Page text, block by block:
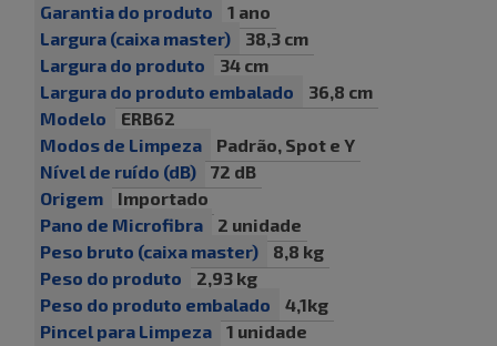
Garantia do produto
1 ano
Largura (caixa master)
38,3 cm
Largura do produto
34 cm
Largura do produto embalado
36,8 cm
Modelo
ERB62
Modos de Limpeza
Padrão, Spot e Y
Nível de ruído (dB)
72 dB
Origem
Importado
Pano de Microfibra
2 unidade
Peso bruto (caixa master)
8,8 kg
Peso do produto
2,93 kg
Peso do produto embalado
4,1kg
Pincel para Limpeza
1 unidade